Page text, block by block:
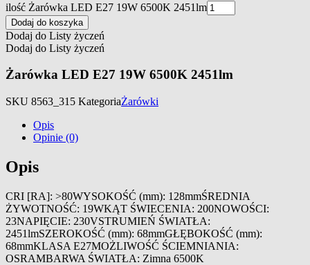
ilość Żarówka LED E27 19W 6500K 2451lm
Dodaj do koszyka
Dodaj do Listy życzeń
Dodaj do Listy życzeń
Żarówka LED E27 19W 6500K 2451lm
SKU 8563_315 KategoriaŻarówki
Opis
Opinie (0)
Opis
CRI [RA]: >80WYSOKOŚĆ (mm): 128mmŚREDNIA
ŻYWOTNOŚĆ: 19WKĄT ŚWIECENIA: 200NOWOŚCI:
23NAPIĘCIE: 230VSTRUMIEŃ ŚWIATŁA:
2451lmSZEROKOŚĆ (mm): 68mmGŁĘBOKOŚĆ (mm):
68mmKLASA E27MOŻLIWOŚĆ ŚCIEMNIANIA:
OSRAMBARWA ŚWIATŁA: Zimna 6500K